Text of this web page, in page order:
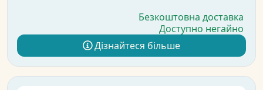
Безкоштовна доставка
Доступно негайно
Дізнайтеся більше